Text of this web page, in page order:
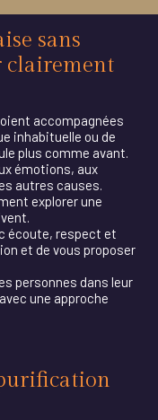
sans
clairement
accompagnées
inhabituelle ou de
plus comme avant.
émotions, aux
autres causes.
explorer une
écoute, respect et
et de vous proposer
personnes dans leur
une approche